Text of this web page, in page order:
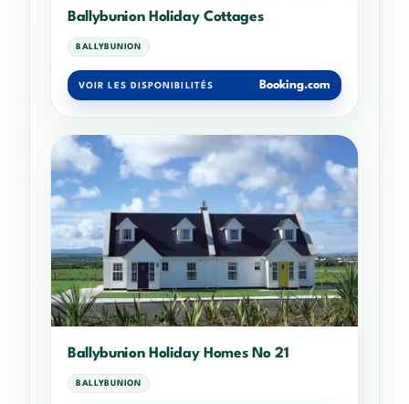
Ballybunion Holiday Cottages
BALLYBUNION
VOIR LES DISPONIBILITÉS Booking.com
Ballybunion Holiday Homes No 21
BALLYBUNION